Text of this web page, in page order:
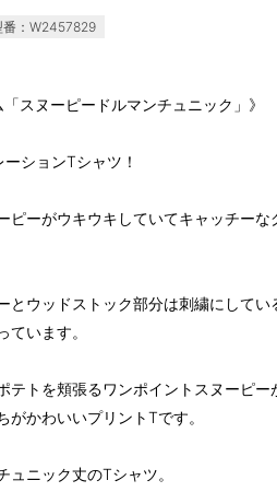
番：W2457829
「スヌーピードルマンチュニック」》
ションTシャツ！
ピーがウキウキしていてキャッチーな
ウッドストック部分は刺繍にしてい
ています。
テトを頬張るワンポイントスヌーピー
かわいいプリントTです。
ュニック丈のTシャツ。